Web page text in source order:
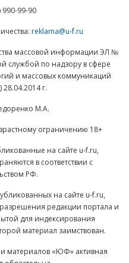
990-99-90
reklama@u-f.ru
массовой информации ЭЛ №
службой по надзору в сфере
и массовых коммуникаций
г.
М.А.
ограничению 18+
на сайте u-f.ru,
в соответствии с
РФ.
на сайте u-f.ru,
редакции портала и
для индексирования
материал заимствован.
материалов «ЮФ» активная